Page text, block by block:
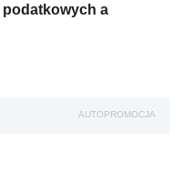
podatkowych a
AUTOPROMOCJA